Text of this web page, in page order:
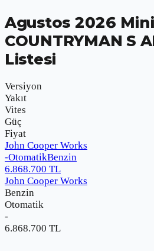
Agustos 2026
COUNTRYMAN S
Listesi
Versiyon
Yakıt
Vites
Güç
Fiyat
John Cooper Works
-OtomatikBenzin
6.868.700 TL
John Cooper Works
Benzin
Otomatik
-
6.868.700 TL